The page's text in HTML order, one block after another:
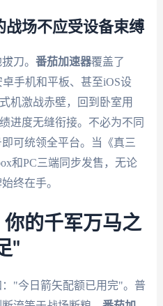
战场不应受设备束缚
刀。 番茄加速器覆盖了
卓手机和平板、甚至iOS设
机激战赤壁，回到卧室用
进度无缝衔接。不必为不同
可统领全平台。当《真三
和PC三端同步发售，无论
终在手。
的千军万马之
"
"今日箭矢配额已用完"。普